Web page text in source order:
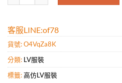
客服LINE:of78
貨號:O4VqZa8K
分類: LV服裝
標籤:高仿LV服裝